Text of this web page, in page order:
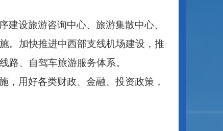
建设旅游咨询中心、旅游集散中心、
。加快推进中西部支线机场建设，推
路、自驾车旅游服务体系。
，用好各类财政、金融、投资政策，